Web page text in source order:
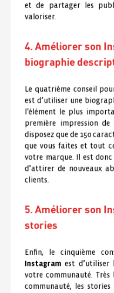
et de partager les
valoriser.
4. Améliorer son
biographie
Le quatrième conseil
est d’utiliser une
l’élément le plus
première impression
disposez que de 150
que vous faites et tout
votre marque. Il est
d’attirer de nouveaux
clients.
5. Améliorer son
stories
Enfin, le cinquième
Instagram est d’utiliser
votre communauté.
communauté, les